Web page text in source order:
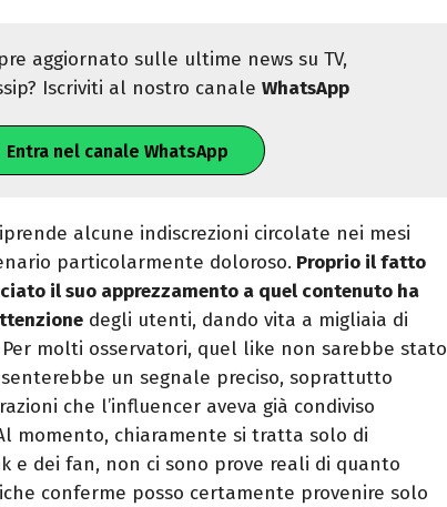
aggiornato sulle ultime news su TV,
Iscriviti al nostro canaleWhatsApp
Entra nel canale WhatsApp
alcune indiscrezioni circolate nei mesi
particolarmente doloroso. Proprio il fatto
il suo apprezzamento a quel contenuto ha
degli utenti, dando vita a migliaia di
molti osservatori, quel like non sarebbe stato
un segnale preciso, soprattutto
che l’influencer aveva già condiviso
momento, chiaramente si tratta solo di
e dei fan, non ci sono prove reali di quanto
conferme posso certamente provenire solo